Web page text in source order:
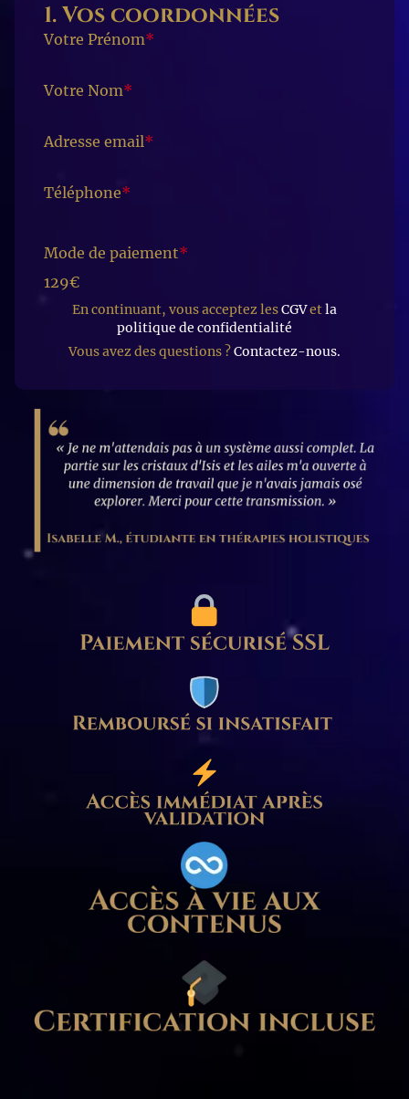
1. Vos coordonnées
Votre Prénom*
Votre Nom*
Adresse email*
Téléphone*
Mode de paiement*
129€
En continuant, vous acceptez lesCGVetla
politique de confidentialité
Vous avez des questions ?Contactez-nous.